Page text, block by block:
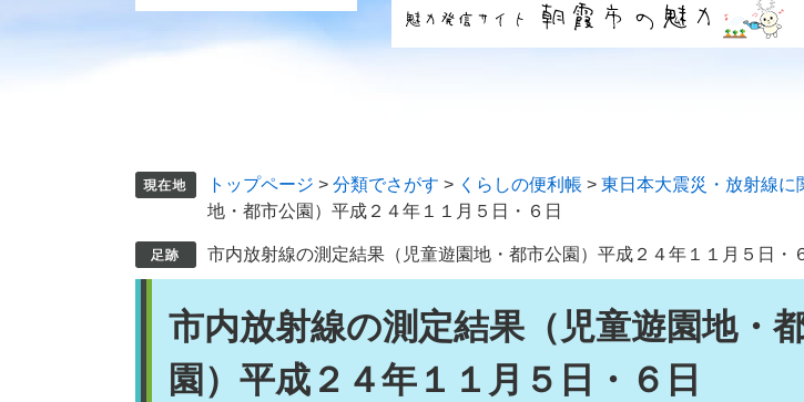
トップページ > 分類でさがす > くらしの便利帳 > 東日本大震災・放射線に
地・都市公園）平成２４年１１月５日・６日
市内放射線の測定結果（児童遊園地・都市公園）平成２４年１１月５日・
市内放射線の測定結果（児童遊園地・
園）平成２４年１１月５日・６日